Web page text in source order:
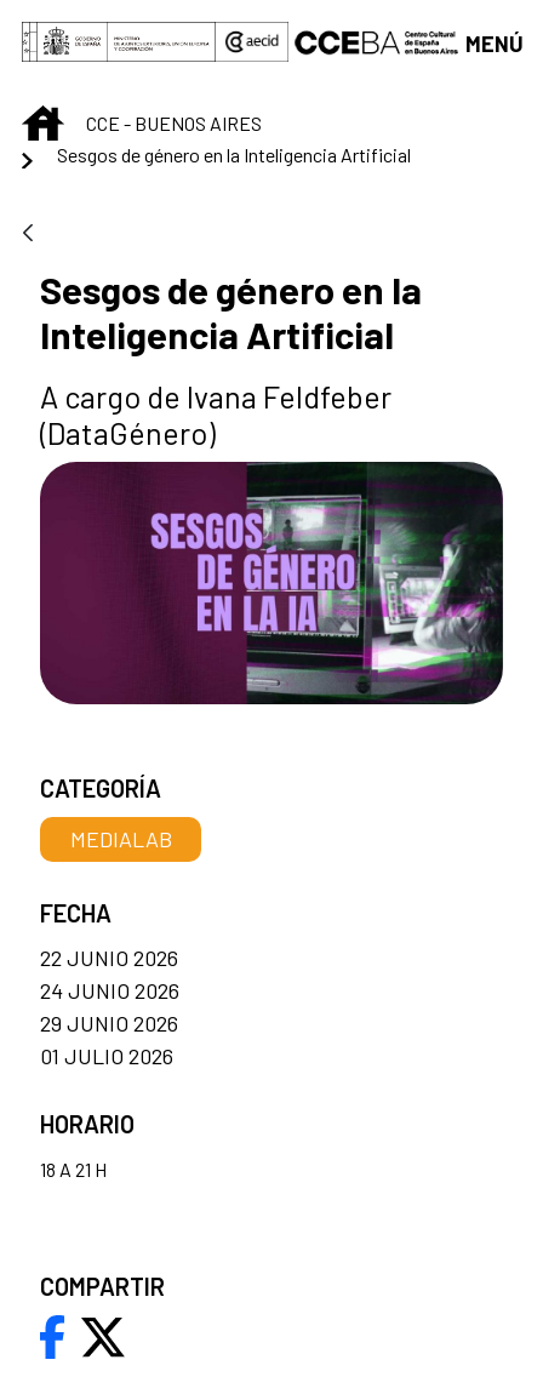
Saltar al contenido principal
MENÚ
INICIOCCE - BUENOS AIRES
Sesgos de género en la Inteligencia Artificial
Sesgos de género en la
Inteligencia Artificial
A cargo de Ivana Feldfeber
(DataGénero)
CATEGORÍA
MEDIALAB
FECHA
22 JUNIO 2026
24 JUNIO 2026
29 JUNIO 2026
01 JULIO 2026
HORARIO
18 A 21 H
COMPARTIR